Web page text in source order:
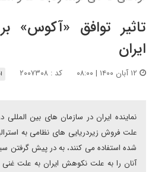
تاثیر توافق «آکوس»
ایران
کد : ۲۰۰۷۳۰۸
نماینده ایران در سازمان های بین
شده استفاده می کنند، به در پیش گرفتن